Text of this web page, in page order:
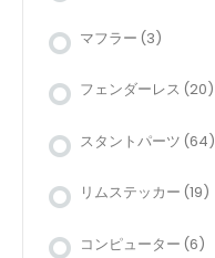
マフラー (3)
フェンダーレス (20)
スタントパーツ (64)
リムステッカー (19)
コンピューター (6)